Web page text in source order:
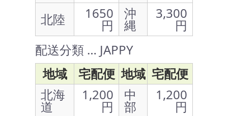
北陸
1650
円
沖
縄
3,300
円
配送分類 … JAPPY
地域
宅配便 地域 宅配便
北海
道
1,200
円
中
部
1,200
円